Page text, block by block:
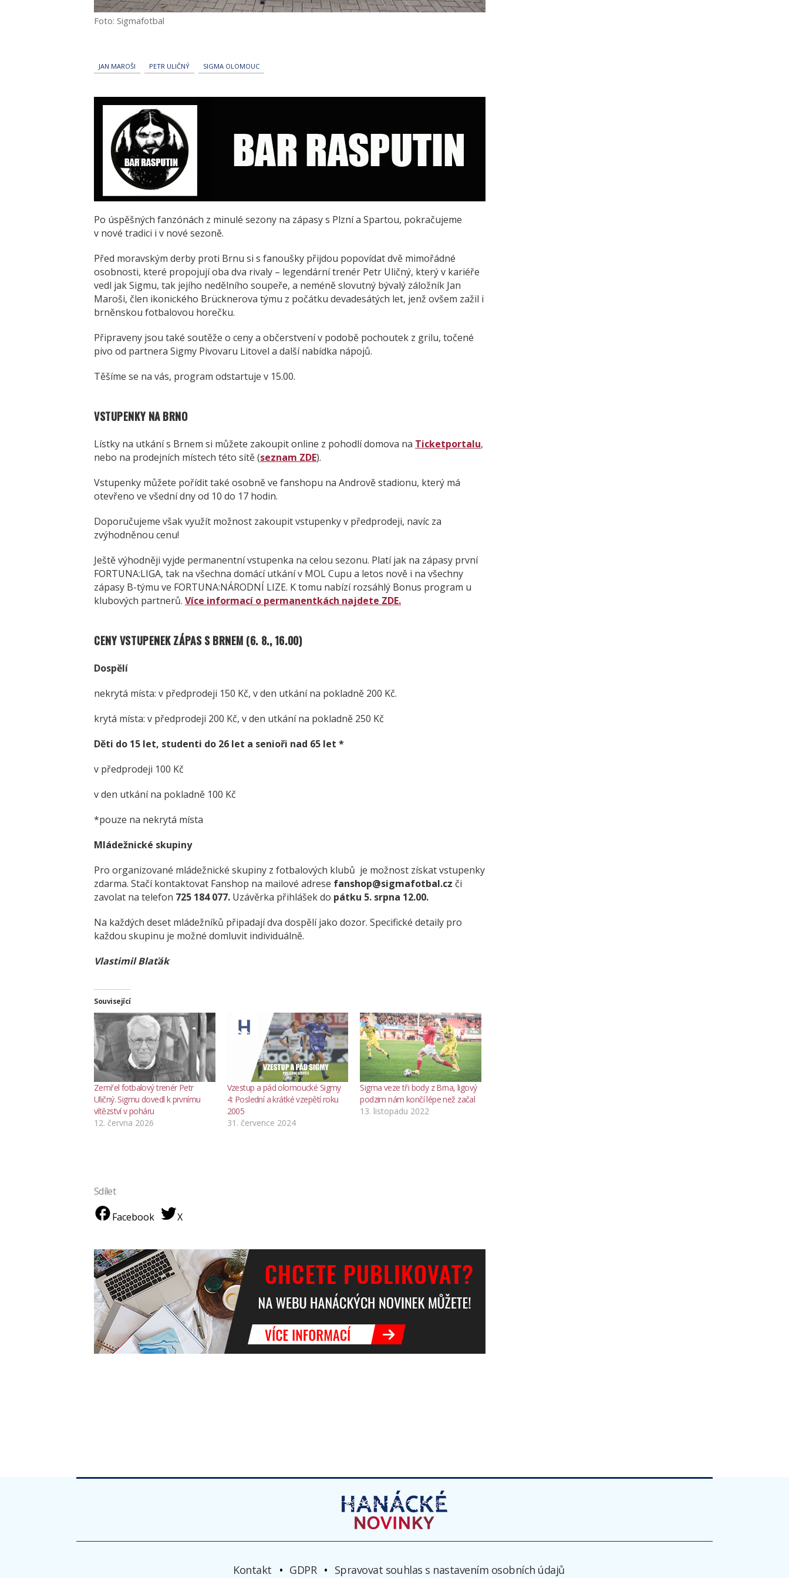
Foto: Sigmafotbal
JAN MAROŠI PETR ULIČNÝ SIGMA OLOMOUC
Po úspěšných fanzónách z minulé sezony na zápasy s Plzní a Spartou, pokračujeme
v nové tradici i v nové sezoně.
Před moravským derby proti Brnu si s fanoušky přijdou popovídat dvě mimořádné
osobnosti, které propojují oba dva rivaly – legendární trenér Petr Uličný, který v kariéře
vedl jak Sigmu, tak jejího nedělního soupeře, a neméně slovutný bývalý záložník Jan
Maroši, člen ikonického Brücknerova týmu z počátku devadesátých let, jenž ovšem zažil i
brněnskou fotbalovou horečku.
Připraveny jsou také soutěže o ceny a občerstvení v podobě pochoutek z grilu, točené
pivo od partnera Sigmy Pivovaru Litovel a další nabídka nápojů.
Těšíme se na vás, program odstartuje v 15.00.
VSTUPENKY NA BRNO
Lístky na utkání s Brnem si můžete zakoupit online z pohodlí domova na Ticketportalu,
nebo na prodejních místech této sítě (seznam ZDE).
Vstupenky můžete pořídit také osobně ve fanshopu na Andrově stadionu, který má
otevřeno ve všední dny od 10 do 17 hodin.
Doporučujeme však využít možnost zakoupit vstupenky v předprodeji, navíc za
zvýhodněnou cenu!
Ještě výhodněji vyjde permanentní vstupenka na celou sezonu. Platí jak na zápasy první
FORTUNA:LIGA, tak na všechna domácí utkání v MOL Cupu a letos nově i na všechny
zápasy B-týmu ve FORTUNA:NÁRODNÍ LIZE. K tomu nabízí rozsáhlý Bonus program u
klubových partnerů. Více informací o permanentkách najdete ZDE.
CENY VSTUPENEK ZÁPAS S BRNEM (6. 8., 16.00)
Dospělí
nekrytá místa: v předprodeji 150 Kč, v den utkání na pokladně 200 Kč.
krytá místa: v předprodeji 200 Kč, v den utkání na pokladně 250 Kč
Děti do 15 let, studenti do 26 let a senioři nad 65 let *
v předprodeji 100 Kč
v den utkání na pokladně 100 Kč
*pouze na nekrytá místa
Mládežnické skupiny
Pro organizované mládežnické skupiny z fotbalových klubů je možnost získat vstupenky
zdarma. Stačí kontaktovat Fanshop na mailové adrese fanshop@sigmafotbal.cz či
zavolat na telefon 725 184 077. Uzávěrka přihlášek do pátku 5. srpna 12.00.
Na každých deset mládežníků připadají dva dospělí jako dozor. Specifické detaily pro
každou skupinu je možné domluvit individuálně.
Vlastimil Blaťák
Související
Zemřel fotbalový trenér Petr
Uličný. Sigmu dovedl k prvnímu
vítězství v poháru
12. června 2026
Vzestup a pád olomoucké Sigmy
4: Poslední a krátké vzepětí roku
2005
31. července 2024
Sigma veze tři body z Brna, ligový
podzim nám končí lépe než začal
13. listopadu 2022
Sdílet
Facebook
X
Kontakt GDPR Spravovat souhlas s nastavením osobních údajů